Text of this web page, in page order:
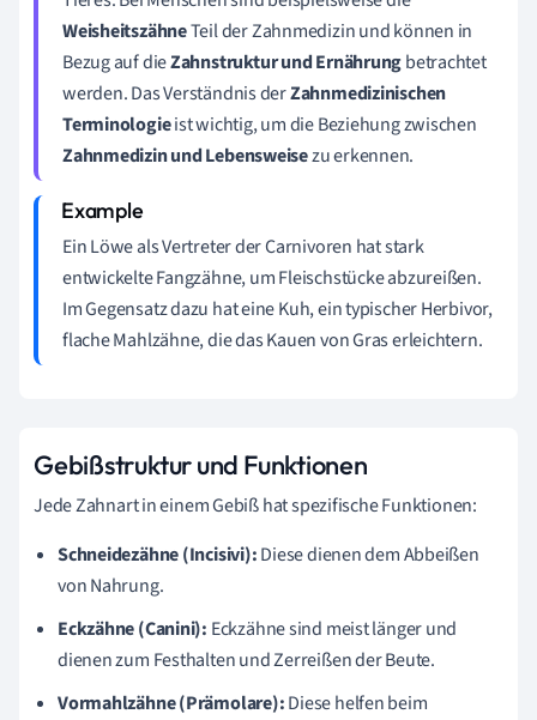
WeisheitszähneTeil der Zahnmedizin und können in
Bezug auf dieZahnstruktur und Ernährungbetrachtet
werden. Das Verständnis derZahnmedizinischen
Terminologieist wichtig, um die Beziehung zwischen
Zahnmedizin und Lebensweisezu erkennen.
Ein Löwe als Vertreter der Carnivoren hat stark
entwickelte Fangzähne, um Fleischstücke abzureißen.
Im Gegensatz dazu hat eine Kuh, ein typischer Herbivor,
flache Mahlzähne, die das Kauen von Gras erleichtern.
Gebißstruktur und Funktionen
Jede Zahnart in einem Gebiß hat spezifische Funktionen:
Schneidezähne (Incisivi):Diese dienen dem Abbeißen
von Nahrung.
Eckzähne (Canini): Eckzähne sind meist länger und
dienen zum Festhalten und Zerreißen der Beute.
Vormahlzähne (Prämolare):Diese helfen beim